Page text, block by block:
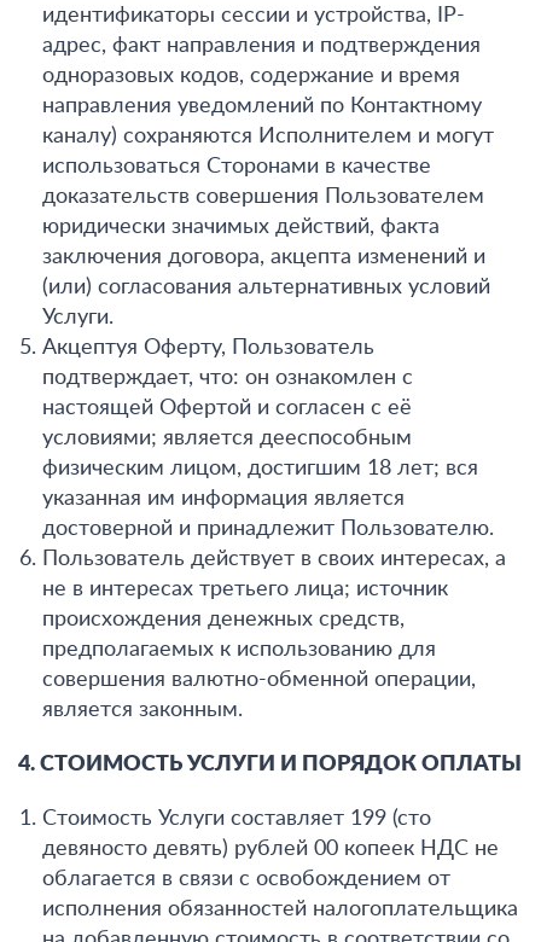
идентификаторы сессии и устройства, IP-
адрес, факт направления и подтверждения
одноразовых кодов, содержание и время
направления уведомлений по Контактному
каналу) сохраняются Исполнителем и могут
использоваться Сторонами в качестве
доказательств совершения Пользователем
юридически значимых действий, факта
заключения договора, акцепта изменений и
(или) согласования альтернативных условий
Услуги.
Акцептуя Оферту, Пользователь
подтверждает, что: он ознакомлен с
настоящей Офертой и согласен с её
условиями; является дееспособным
физическим лицом, достигшим 18 лет; вся
указанная им информация является
достоверной и принадлежит Пользователю.
Пользователь действует в своих интересах, а
не в интересах третьего лица; источник
происхождения денежных средств,
предполагаемых к использованию для
совершения валютно-обменной операции,
является законным.
4. СТОИМОСТЬ УСЛУГИ И ПОРЯДОК ОПЛАТЫ
Стоимость Услуги составляет 199 (сто
девяносто девять) рублей 00 копеек НДС не
облагается в связи с освобождением от
исполнения обязанностей налогоплательщика